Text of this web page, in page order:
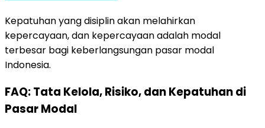
Kepatuhan yang disiplin akan melahirkan
kepercayaan, dan kepercayaan adalah modal
terbesar bagi keberlangsungan pasar modal
Indonesia.
FAQ: Tata Kelola, Risiko, dan Kepatuhan di
Pasar Modal